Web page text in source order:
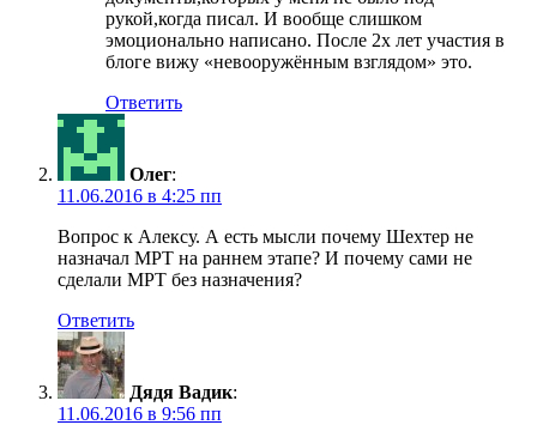
рукой,когда писал. И вообще слишком
эмоционально написано. После 2х лет участия в
блоге вижу «невооружённым взглядом» это.
Ответить
Олег:
11.06.2016 в 4:25 пп
Вопрос к Алексу. А есть мысли почему Шехтер не
назначал МРТ на раннем этапе? И почему сами не
сделали МРТ без назначения?
Ответить
Дядя Вадик:
11.06.2016 в 9:56 пп